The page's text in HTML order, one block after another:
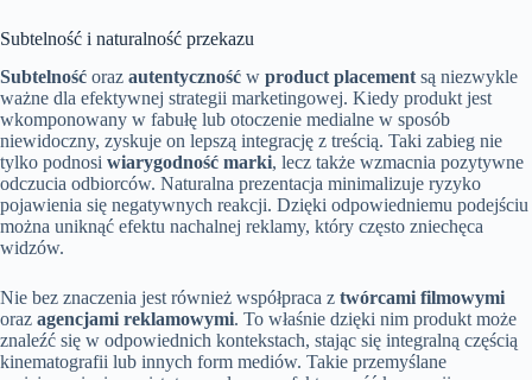
Subtelność i naturalność przekazu
Subtelność oraz autentyczność w product placementsą niezwykle
ważne dla efektywnej strategii marketingowej. Kiedy produkt jest
wkomponowany w fabułę lub otoczenie medialne w sposób
niewidoczny, zyskuje on lepszą integrację z treścią. Taki zabieg nie
tylko podnosi wiarygodność marki, lecz także wzmacnia pozytywne
odczucia odbiorców. Naturalna prezentacja minimalizuje ryzyko
pojawienia się negatywnych reakcji. Dzięki odpowiedniemu podejściu
można uniknąć efektu nachalnej reklamy, który często zniechęca
widzów.
Nie bez znaczenia jest również współpraca z twórcami filmowymi
oraz agencjami reklamowymi. To właśnie dzięki nim produkt może
znaleźć się w odpowiednich kontekstach, stając się integralną częścią
kinematografii lub innych form mediów. Takie przemyślane